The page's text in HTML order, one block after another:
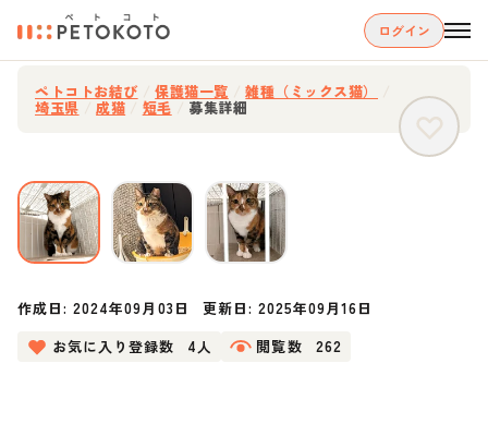
ログイン
ペトコトお結び 保護猫一覧 雑種（ミックス猫）
埼玉県 成猫 短毛 募集詳細
作成日:2024年09月03日 更新日: 2025年09月16日
お気に入り登録数
4人 閲覧数 262